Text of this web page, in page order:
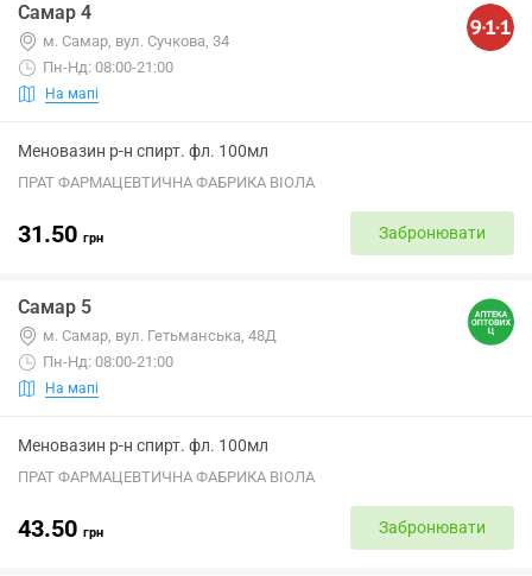
Самар 4
м. Самар, вул. Сучкова, 34
Пн-Нд: 08:00-21:00
На мапі
Меновазин р-н спирт. фл. 100мл
ПРАТ ФАРМАЦЕВТИЧНА ФАБРИКА ВІОЛА
31.50 грн Забронювати
Самар 5
м. Самар, вул. Гетьманська, 48Д
Пн-Нд: 08:00-21:00
На мапі
Меновазин р-н спирт. фл. 100мл
ПРАТ ФАРМАЦЕВТИЧНА ФАБРИКА ВІОЛА
43.50 грн Забронювати